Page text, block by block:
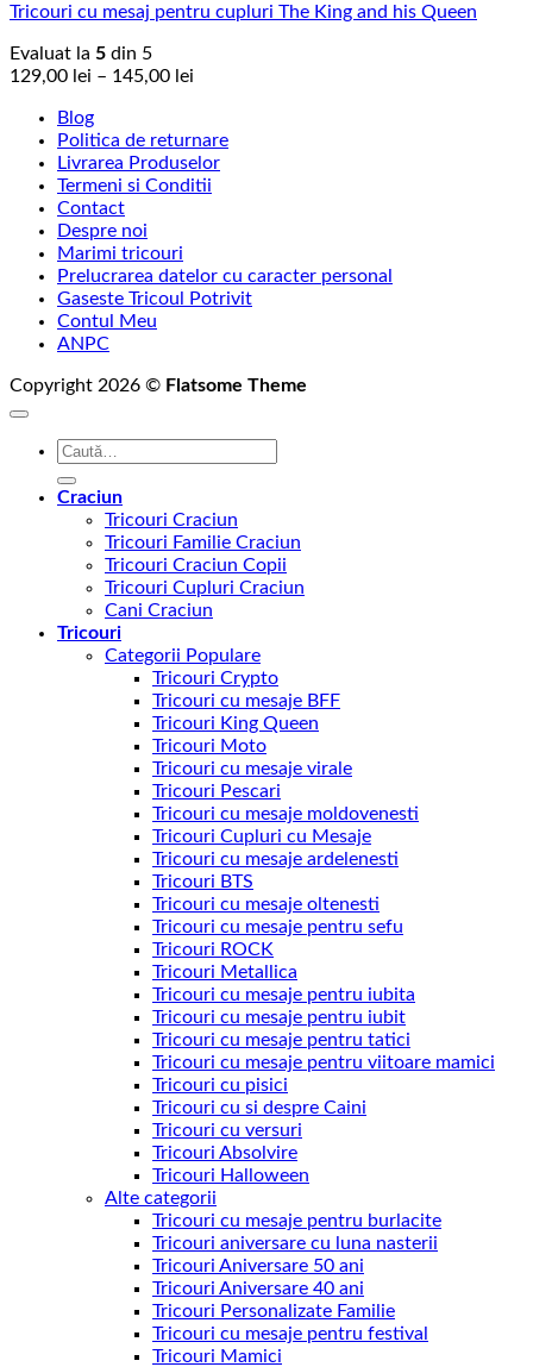
Tricouri cu mesaj pentru cupluri The King and his Queen
Evaluat la 5 din 5
129,00 lei – 145,00 lei
129,00 lei
până
la
Blog
Politica de returnare
Livrarea Produselor
Termeni si Conditii
Contact
Despre noi
Marimi tricouri
Prelucrarea datelor cu caracter personal
Gaseste Tricoul Potrivit
Contul Meu
ANPC
Copyright 2026 © Flatsome Theme
Caută
Craciun
Tricouri Craciun
Tricouri Familie Craciun
Tricouri Craciun Copii
Tricouri Cupluri Craciun
Cani Craciun
Tricouri
Categorii Populare
Tricouri Crypto
Tricouri cu mesaje BFF
Tricouri King Queen
Tricouri Moto
Tricouri cu mesaje virale
Tricouri Pescari
Tricouri cu mesaje moldovenesti
Tricouri Cupluri cu Mesaje
Tricouri cu mesaje ardelenesti
Tricouri BTS
Tricouri cu mesaje oltenesti
Tricouri cu mesaje pentru sefu
Tricouri ROCK
Tricouri Metallica
Tricouri cu mesaje pentru iubita
Tricouri cu mesaje pentru iubit
Tricouri cu mesaje pentru tatici
Tricouri cu mesaje pentru viitoare mamici
Tricouri cu pisici
Tricouri cu si despre Caini
Tricouri cu versuri
Tricouri Absolvire
Tricouri Halloween
Alte categorii
Tricouri cu mesaje pentru burlacite
Tricouri aniversare cu luna nasterii
Tricouri Aniversare 50 ani
Tricouri Aniversare 40 ani
Tricouri Personalizate Familie
Tricouri cu mesaje pentru festival
Tricouri Mamici